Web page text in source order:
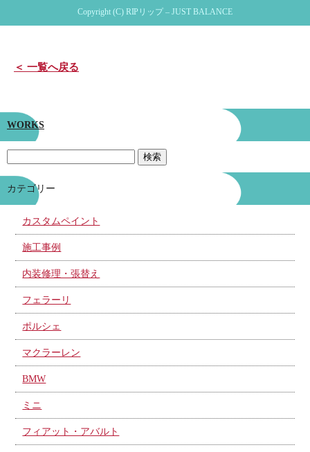
Copyright (C) RIPリップ – JUST BALANCE
＜ 一覧へ戻る
WORKS
カテゴリー
カスタムペイント
施工事例
内装修理・張替え
フェラーリ
ポルシェ
マクラーレン
BMW
ミニ
フィアット・アバルト